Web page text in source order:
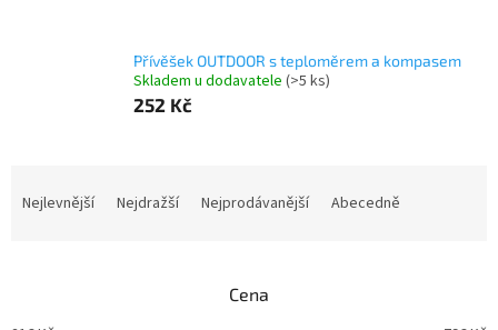
Přívěšek OUTDOOR s teploměrem a kompasem
Skladem u dodavatele (>5 ks)
252 Kč
p
Nejlevnější Nejdražší Nejprodávanější Abecedně
Cena